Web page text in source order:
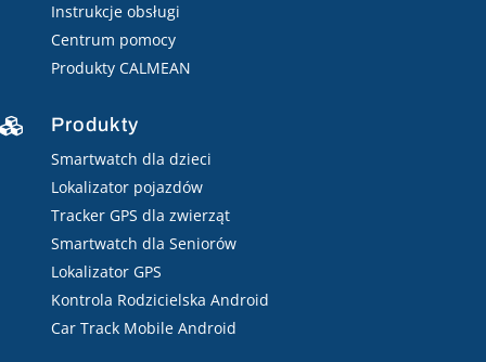
Instrukcje obsługi
Centrum pomocy
Produkty CALMEAN
 Produkty
Smartwatch dla dzieci
Lokalizator pojazdów
Tracker GPS dla zwierząt
Smartwatch dla Seniorów
Lokalizator GPS
Kontrola Rodzicielska Android
Car Track Mobile Android